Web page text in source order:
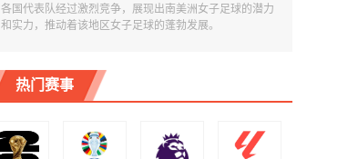
各国代表队经过激烈竞争，展现出南美洲女子足球的潜力
和实力，推动着该地区女子足球的蓬勃发展。
热门赛事